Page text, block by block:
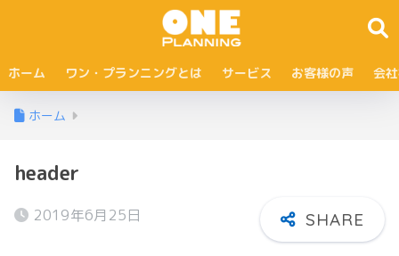
ホーム ワン・プランニングとは サービス お客様の声 会
ホーム
header
2019年6月25日